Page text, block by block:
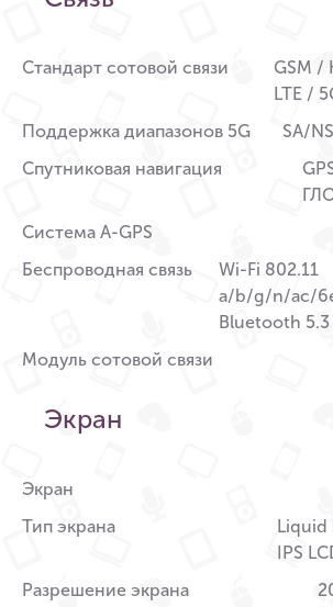
Стандарт сотовой связи
GSM /
LTE /
Поддержка диапазонов 5G
SA/
Спутниковая навигация
Система A-GPS
Беспроводная связь
Wi-Fi 802.11
a/b/g/n/ac/
Bluetooth 5.3
Модуль сотовой связи
Экран
Экран
Тип экрана
Liquid
IPS
Разрешение экрана